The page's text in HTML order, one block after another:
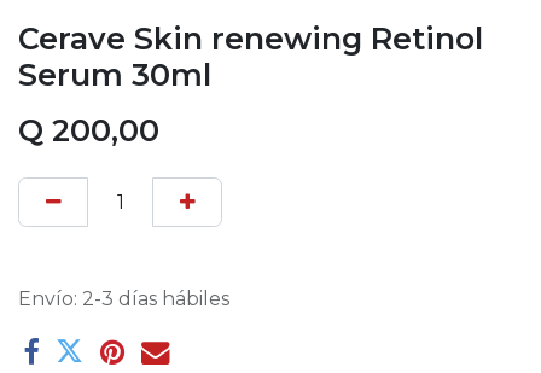
Cerave Skin renewing Retinol
Serum 30ml
Q 200,00
Envío: 2-3 días hábiles